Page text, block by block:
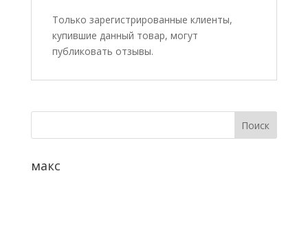
Только зарегистрированные клиенты,
купившие данный товар, могут
публиковать отзывы.
макс